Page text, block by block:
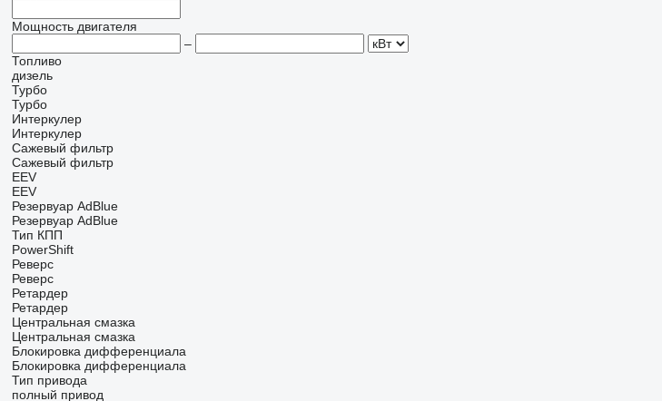
Мощность двигателя
–
Топливо
дизель
Турбо
Турбо
Интеркулер
Интеркулер
Сажевый фильтр
Сажевый фильтр
EEV
EEV
Резервуар AdBlue
Резервуар AdBlue
Тип КПП
PowerShift
Реверс
Реверс
Ретардер
Ретардер
Центральная смазка
Центральная смазка
Блокировка дифференциала
Блокировка дифференциала
Тип привода
полный привод